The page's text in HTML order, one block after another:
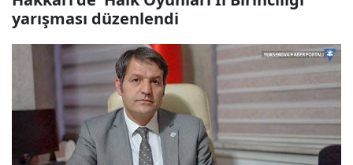
yarışması düzenlendi